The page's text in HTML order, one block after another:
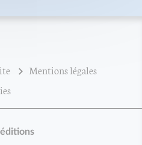
Mentions légales